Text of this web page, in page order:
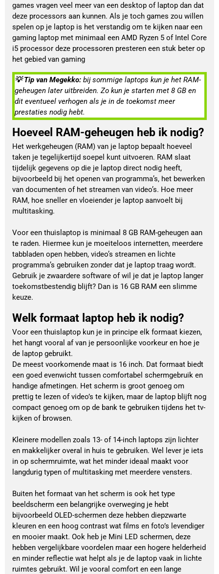
games vragen veel meer van een desktop of laptop dan dat
deze processors aan kunnen. Als je toch games zou willen
spelen op je laptop is het verstandig om te kijken naar een
gaming laptop met minimaal een AMD Ryzen 5 of Intel Core
i5 processor deze processoren presteren een stuk beter op
het gebied van gaming
💡 Tip van Megekko: bij sommige laptops kun je het RAM-
geheugen later uitbreiden. Zo kun je starten met 8 GB en
dit eventueel verhogen als je in de toekomst meer
prestaties nodig hebt.
Hoeveel RAM-geheugen heb ik nodig?
Het werkgeheugen (RAM) van je laptop bepaalt hoeveel
taken je tegelijkertijd soepel kunt uitvoeren. RAM slaat
tijdelijk gegevens op die je laptop direct nodig heeft,
bijvoorbeeld bij het openen van programma’s, het bewerken
van documenten of het streamen van video’s. Hoe meer
RAM, hoe sneller en vloeiender je laptop aanvoelt bij
multitasking.
Voor een thuislaptop is minimaal 8 GB RAM-geheugen aan
te raden. Hiermee kun je moeiteloos internetten, meerdere
tabbladen open hebben, video’s streamen en lichte
programma’s gebruiken zonder dat je laptop traag wordt.
Gebruik je zwaardere software of wil je dat je laptop langer
toekomstbestendig blijft? Dan is 16 GB RAM een slimme
keuze.
Welk formaat laptop heb ik nodig?
Voor een thuislaptop kun je in principe elk formaat kiezen,
het hangt vooral af van je persoonlijke voorkeur en hoe je
de laptop gebruikt.
De meest voorkomende maat is 16 inch. Dat formaat biedt
een goed evenwicht tussen comfortabel schermgebruik en
handige afmetingen. Het scherm is groot genoeg om
prettig te lezen of video’s te kijken, maar de laptop blijft nog
compact genoeg om op de bank te gebruiken tijdens het tv-
kijken of browsen.
Kleinere modellen zoals 13- of 14-inch laptops zijn lichter
en makkelijker overal in huis te gebruiken. Wel lever je iets
in op schermruimte, wat het minder ideaal maakt voor
langdurig typen of multitasking met meerdere vensters.
Buiten het formaat van het scherm is ook het type
beeldscherm een belangrijke overweging je hebt
bijvoorbeeld OLED-schermen deze hebben diepzwarte
kleuren en een hoog contrast wat films en foto’s levendiger
en mooier maakt. Ook heb je Mini LED schermen, deze
hebben vergelijkbare voordelen maar een hogere helderheid
en minder reflectie wat helpt als je de laptop vaak in lichte
ruimtes gebruikt. Wil je vooral comfort en een lange